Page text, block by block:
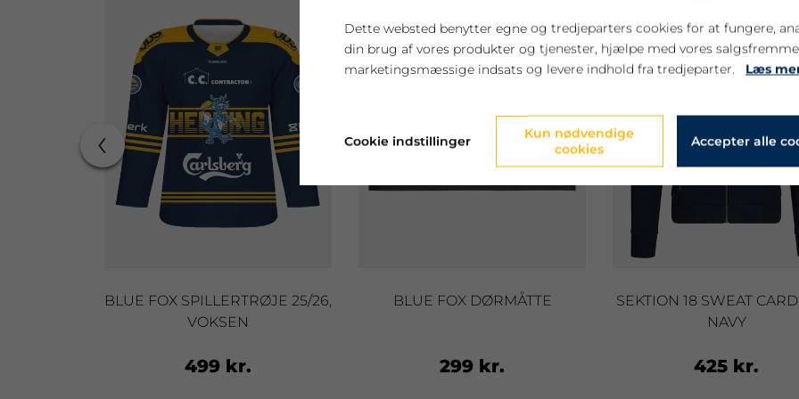
BLUE FOX SPILLERTRØJE 25/26,
VOKSEN
499 kr.
BLUE FOX DØRMÅTTE
299 kr.
SEKTION 18 SWEAT
NAVY
425 kr.
‹
Dette websted benytter egne og tredjeparters cookies for at fungere,
din brug af vores produkter og tjenester, hjælpe med vores
marketingsmæssige indsats og levere indhold fra tredjeparter. Læs
Cookie indstillinger
Kun nødvendige
cookies
Accepter alle